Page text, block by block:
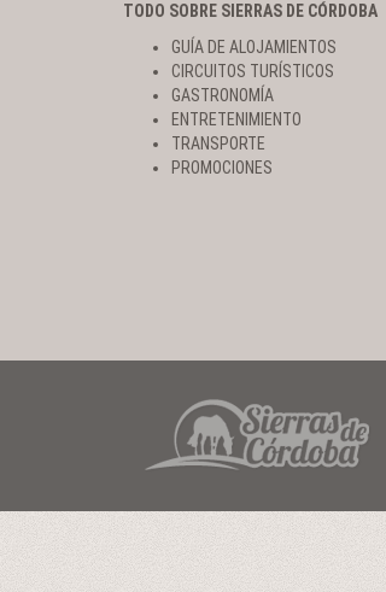
TODO SOBRE SIERRAS DE CÓRDOBA
GUÍA DE ALOJAMIENTOS
CIRCUITOS TURÍSTICOS
GASTRONOMÍA
ENTRETENIMIENTO
TRANSPORTE
PROMOCIONES